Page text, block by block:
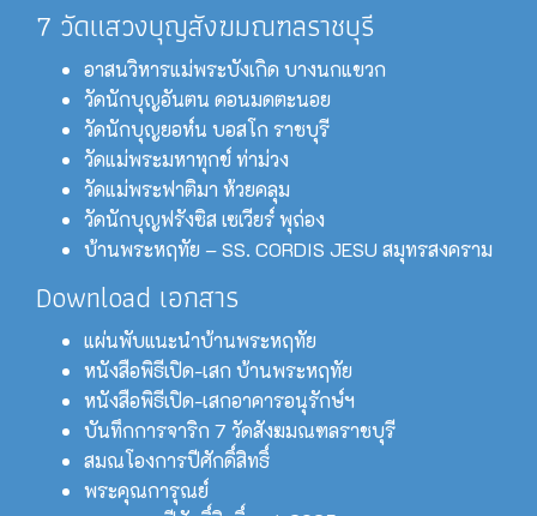
7 วัดแสวงบุญสังฆมณฑลราชบุรี
อาสนวิหารแม่พระบังเกิด บางนกแขวก
วัดนักบุญอันตน ดอนมดตะนอย
วัดนักบุญยอห์น บอสโก ราชบุรี
วัดแม่พระมหาทุกข์ ท่าม่วง
วัดแม่พระฟาติมา ห้วยคลุม
วัดนักบุญฟรังซิส เซเวียร์ พุถ่อง
บ้านพระหฤทัย – SS. CORDIS JESU สมุทรสงคราม
Download เอกสาร
แผ่นพับแนะนำบ้านพระหฤทัย
หนังสือพิธีเปิด-เสก บ้านพระหฤทัย
หนังสือพิธีเปิด-เสกอาคารอนุรักษ์ฯ
บันทึกการจาริก 7 วัดสังฆมณฑลราชบุรี
สมณโองการปีศักดิ์สิทธิ์
พระคุณการุณย์